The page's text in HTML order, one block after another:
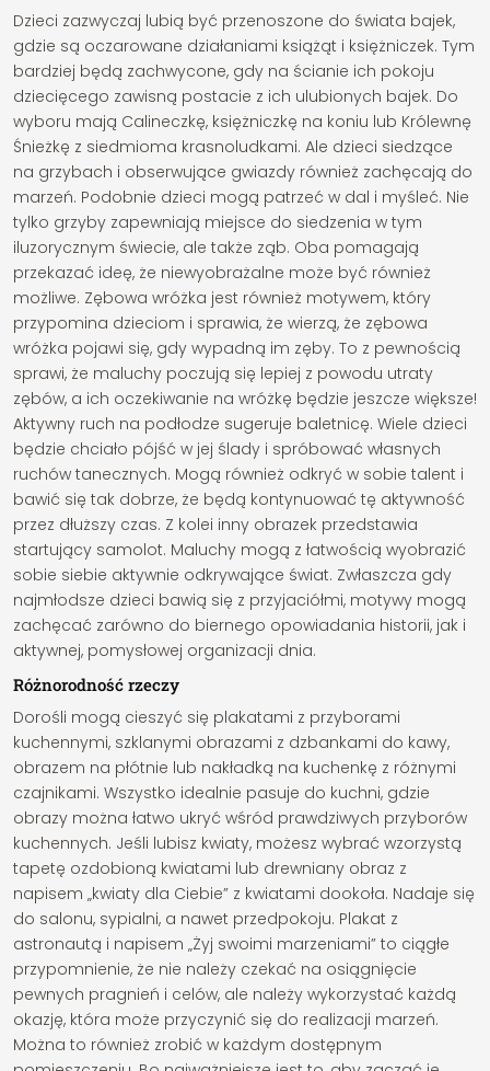
Dzieci zazwyczaj lubią być przenoszone do świata bajek,
gdzie są oczarowane działaniami książąt i księżniczek. Tym
bardziej będą zachwycone, gdy na ścianie ich pokoju
dziecięcego zawisną postacie z ich ulubionych bajek. Do
wyboru mają Calineczkę, księżniczkę na koniu lub Królewnę
Śnieżkę z siedmioma krasnoludkami. Ale dzieci siedzące
na grzybach i obserwujące gwiazdy również zachęcają do
marzeń. Podobnie dzieci mogą patrzeć w dal i myśleć. Nie
tylko grzyby zapewniają miejsce do siedzenia w tym
iluzorycznym świecie, ale także ząb. Oba pomagają
przekazać ideę, że niewyobrażalne może być również
możliwe. Zębowa wróżka jest również motywem, który
przypomina dzieciom i sprawia, że wierzą, że zębowa
wróżka pojawi się, gdy wypadną im zęby. To z pewnością
sprawi, że maluchy poczują się lepiej z powodu utraty
zębów, a ich oczekiwanie na wróżkę będzie jeszcze większe!
Aktywny ruch na podłodze sugeruje baletnicę. Wiele dzieci
będzie chciało pójść w jej ślady i spróbować własnych
ruchów tanecznych. Mogą również odkryć w sobie talent i
bawić się tak dobrze, że będą kontynuować tę aktywność
przez dłuższy czas. Z kolei inny obrazek przedstawia
startujący samolot. Maluchy mogą z łatwością wyobrazić
sobie siebie aktywnie odkrywające świat. Zwłaszcza gdy
najmłodsze dzieci bawią się z przyjaciółmi, motywy mogą
zachęcać zarówno do biernego opowiadania historii, jak i
aktywnej, pomysłowej organizacji dnia.
Różnorodność rzeczy
Dorośli mogą cieszyć się plakatami z przyborami
kuchennymi, szklanymi obrazami z dzbankami do kawy,
obrazem na płótnie lub nakładką na kuchenkę z różnymi
czajnikami. Wszystko idealnie pasuje do kuchni, gdzie
obrazy można łatwo ukryć wśród prawdziwych przyborów
kuchennych. Jeśli lubisz kwiaty, możesz wybrać wzorzystą
tapetę ozdobioną kwiatami lub drewniany obraz z
napisem „kwiaty dla Ciebie” z kwiatami dookoła. Nadaje się
do salonu, sypialni, a nawet przedpokoju. Plakat z
astronautą i napisem „Żyj swoimi marzeniami” to ciągłe
przypomnienie, że nie należy czekać na osiągnięcie
pewnych pragnień i celów, ale należy wykorzystać każdą
okazję, która może przyczynić się do realizacji marzeń.
Można to również zrobić w każdym dostępnym